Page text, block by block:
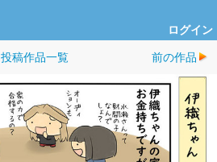
ログイン
投稿作品一覧 前の作品